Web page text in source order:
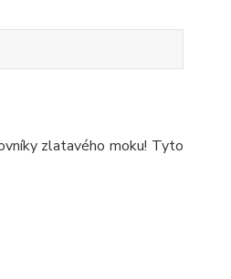
zlatavého moku! Tyto